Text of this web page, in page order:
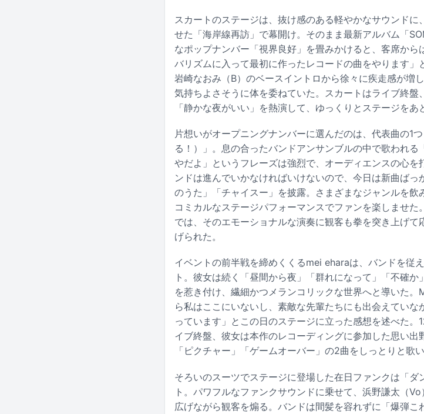
スカートのステージは、抜け感のある軽やかなサウンド
せた「海岸線再訪」で幕開け。そのまま最新アルバム「
なポップナンバー「視界良好」を畳みかけると、客席か
バリズムに入って最初に作ったレコードの曲をやります」
岩崎なおみ（B）のベースイントロから徐々に疾走感が増
気持ちよさそうに体を委ねていた。スカートはライブ終盤
「静かな夜がいい」を熱演して、ゆっくりとステージをあ
片想いがオープニングナンバーに選んだのは、代表曲の1
る！）」。息の合ったバンドアンサンブルの中で歌われ
やだよ」というフレーズは強烈で、オーディエンスの心
ンドは進んでいかなければいけないので、今日は新曲ば
のうた」「チャイスー」を披露。さまざまなジャンルを
コミカルなステージパフォーマンスでファンを楽しませ
では、そのエモーショナルな演奏に観客も拳を突き上げ
げられた。
イベントの前半戦を締めくくるmei eharaは、バンドを従
ト。彼女は続く「昼間から夜」「群れになって」「不確
を惹き付け、繊細かつメランコリックな世界へと導いた
ら私はここにいないし、素敵な先輩たちにも出会えてい
っています」とこの日のステージに立った感想を述べた
イブ終盤、彼女は本作のレコーディングに参加した思い出
「ピクチャー」「ゲームオーバー」の2曲をしっとりと歌
そろいのスーツでステージに登場した在日ファンクは「
ト。パワフルなファンクサウンドに乗せて、浜野謙太（
広げながら観客を煽る。バンドは間髪を容れずに「爆弾